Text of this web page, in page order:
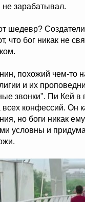
не зарабатывал.
шедевр?
что бог никак не
похожий чем-то
и их
звонки". Пи Кей в
всех конфессий. Он
но боги никак
условны и